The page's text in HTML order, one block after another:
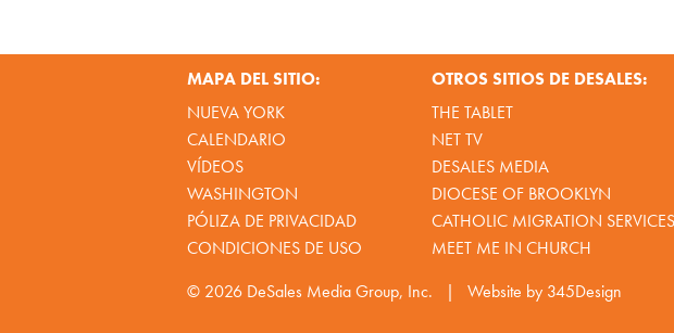
MAPA DEL SITIO:
NUEVA YORK
CALENDARIO
VÍDEOS
WASHINGTON
PÓLIZA DE PRIVACIDAD
CONDICIONES DE USO
OTROS SITIOS DE DESALES:
THE TABLET
NET TV
DESALES MEDIA
DIOCESE OF BROOKLYN
CATHOLIC MIGRATION SERVICES
MEET ME IN CHURCH
© 2026 DeSales Media Group, Inc. | Website by 345Design